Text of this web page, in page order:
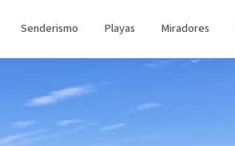
Senderismo Playas Miradores